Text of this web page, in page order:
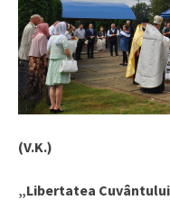
(V.K.)
„Libertatea